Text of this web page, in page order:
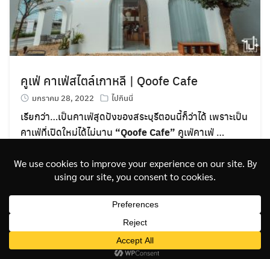
คูเฟ่ คาเฟ่สไตล์เกาหลี | Qoofe Cafe
มกราคม 28, 2022 ไปกินนี่
เรียกว่า…เป็นคาเฟ่สุดปังของสระบุรีตอนนี้ก็ว่าได้ เพราะเป็น
คาเฟ่ที่เปิดใหม่ได้ไม่นาน “Qoofe Cafe” คูเฟ่คาเฟ่ …